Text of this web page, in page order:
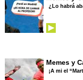
¿Lo habrá
Memes y
¡A mi el